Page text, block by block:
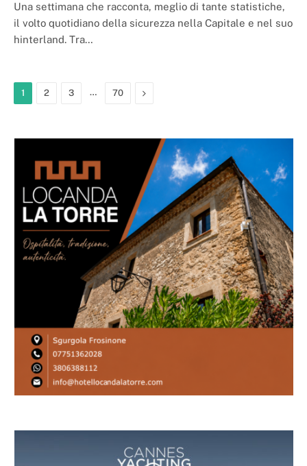
Una settimana che racconta, meglio di tante statistiche,
il volto quotidiano della sicurezza nella Capitale e nel suo
hinterland. Tra…
1 2 3 … 70 Next